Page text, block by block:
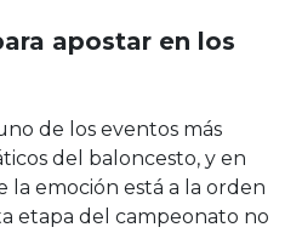
apostar en los
de los eventos más
del baloncesto, y en
la emoción está a la orden
etapa del campeonato no